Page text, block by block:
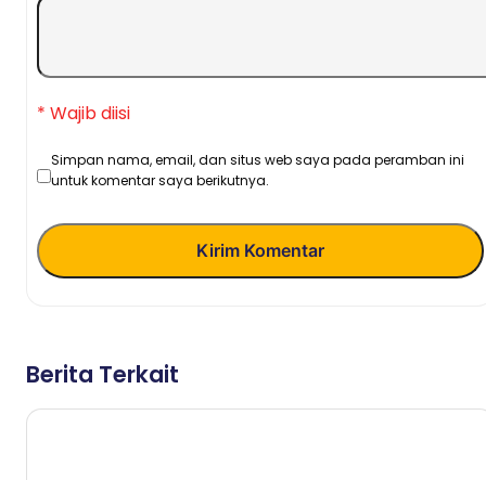
* Wajib diisi
Simpan nama, email, dan situs web saya pada peramban ini
untuk komentar saya berikutnya.
Kirim Komentar
Berita Terkait